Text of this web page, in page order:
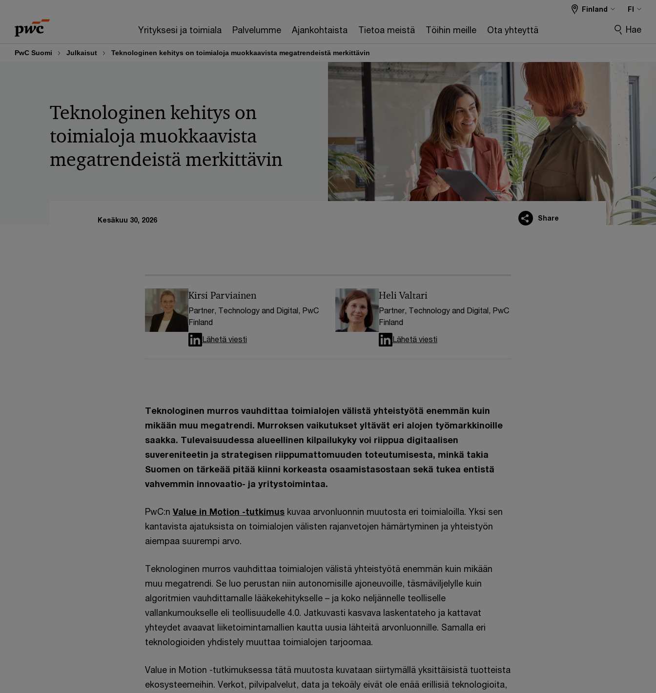
content
footer
Yrityksesi ja toimiala Palvelumme Ajankohtaista Tietoa meistä Töihin meille Ota yhteyttä
Finland FI
Hae
PwC Suomi Julkaisut Teknologinen kehitys on toimialoja muokkaavista megatrendeistä merkittävin
Teknologinen kehitys on
toimialoja muokkaavista
megatrendeistä merkittävin
Kesäkuu 30, 2026 Share
Kirsi Parviainen
Partner, Technology and Digital, PwC
Finland
Lähetä viesti
Heli Valtari
Partner, Technology and Digital, PwC
Finland
Lähetä viesti
Teknologinen murros vauhdittaa toimialojen välistä yhteistyötä enemmän kuin
mikään muu megatrendi. Murroksen vaikutukset yltävät eri alojen työmarkkinoille
saakka. Tulevaisuudessa alueellinen kilpailukyky voi riippua digitaalisen
suvereniteetin ja strategisen riippumattomuuden toteutumisesta, minkä takia
Suomen on tärkeää pitää kiinni korkeasta osaamistasostaan sekä tukea entistä
vahvemmin innovaatio- ja yritystoimintaa.
PwC:n Value in Motion -tutkimus kuvaa arvonluonnin muutosta eri toimialoilla. Yksi sen
kantavista ajatuksista on toimialojen välisten rajanvetojen hämärtyminen ja yhteistyön
aiempaa suurempi arvo.
Teknologinen murros vauhdittaa toimialojen välistä yhteistyötä enemmän kuin mikään
muu megatrendi. Se luo perustan niin autonomisille ajoneuvoille, täsmäviljelylle kuin
algoritmien vauhdittamalle lääkekehitykselle – ja koko neljännelle teolliselle
vallankumoukselle eli teollisuudelle 4.0. Jatkuvasti kasvava laskentateho ja kattavat
yhteydet avaavat liiketoimintamallien kautta uusia lähteitä arvonluonnille. Samalla eri
teknologioiden yhdistely muuttaa toimialojen tarjoomaa.
Value in Motion -tutkimuksessa tätä muutosta kuvataan siirtymällä yksittäisistä tuotteista
ekosysteemeihin. Verkot, pilvipalvelut, data ja tekoäly eivät ole enää erillisiä teknologioita,